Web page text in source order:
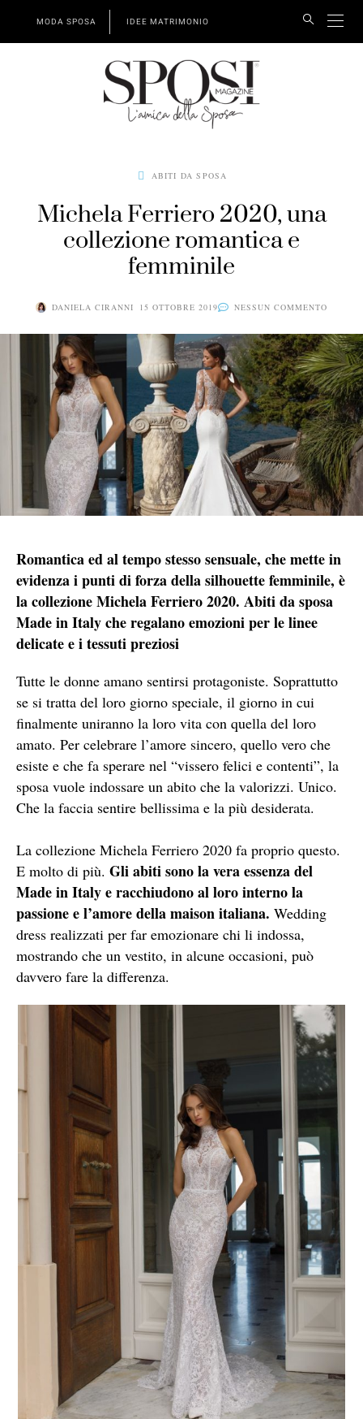
MODA SPOSA IDEE MATRIMONIO
ABITI DA SPOSA
Michela Ferriero 2020, una
collezione romantica e
femminile
DANIELA CIRANNI 15 OTTOBRE 2019 NESSUN COMMENTO
Romantica ed al tempo stesso sensuale, che mette in
evidenza i punti di forza della silhouette femminile, è
la collezione Michela Ferriero 2020. Abiti da sposa
Made in Italy che regalano emozioni per le linee
delicate e i tessuti preziosi
Tutte le donne amano sentirsi protagoniste. Soprattutto
se si tratta del loro giorno speciale, il giorno in cui
finalmente uniranno la loro vita con quella del loro
amato. Per celebrare l’amore sincero, quello vero che
esiste e che fa sperare nel “vissero felici e contenti”, la
sposa vuole indossare un abito che la valorizzi. Unico.
Che la faccia sentire bellissima e la più desiderata.
La collezione Michela Ferriero 2020 fa proprio questo.
E molto di più. Gli abiti sono la vera essenza del
Made in Italy e racchiudono al loro interno la
passione e l’amore della maison italiana. Wedding
dress realizzati per far emozionare chi li indossa,
mostrando che un vestito, in alcune occasioni, può
davvero fare la differenza.